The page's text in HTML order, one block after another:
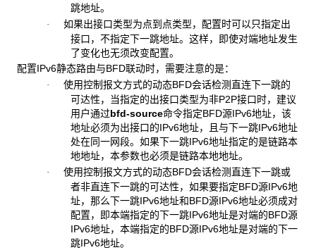
跳地址。
· 如果出接口类型为点到点类型，配置时可以只指定出
接口，不指定下一跳地址。这样，即使对端地址发生
了变化也无须改变配置。
配置IPv6静态路由与BFD联动时，需要注意的是：
· 使用控制报文方式的动态BFD会话检测直连下一跳的
可达性，当指定的出接口类型为非P2P接口时，建议
用户通过bfd-source命令指定BFD源IPv6地址，该
地址必须为出接口的IPv6地址，且与下一跳IPv6地址
处在同一网段。如果下一跳IPv6地址指定的是链路本
地地址，本参数也必须是链路本地地址。
· 使用控制报文方式的动态BFD会话检测直连下一跳或
者非直连下一跳的可达性，如果要指定BFD源IPv6地
址，那么下一跳IPv6地址和BFD源IPv6地址必须成对
配置，即本端指定的下一跳IPv6地址是对端的BFD源
IPv6地址，本端指定的BFD源IPv6地址是对端的下一
跳IPv6地址。